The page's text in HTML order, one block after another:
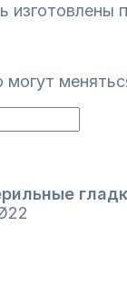
изготовлены